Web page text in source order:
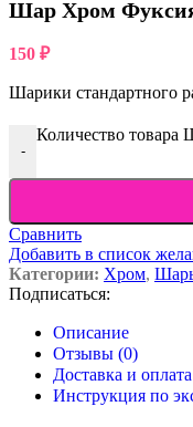
Шар Хром
150 ₽
Шарики стандартного
-
Количество
Сравнить
Добавить в список
Категории: Хром,
Подписаться:
Описание
Отзывы (0)
Доставка и оплата
Инструкция по